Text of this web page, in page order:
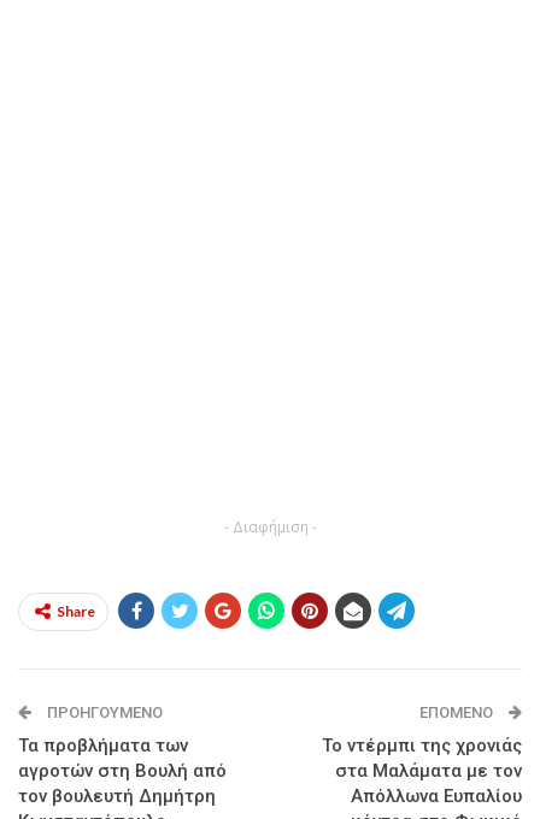
- Διαφήμιση -
Share
ΠΡΟΗΓΟΎΜΕΝΟ
Τα προβλήματα των
αγροτών στη Βουλή από
τον βουλευτή Δημήτρη
ΕΠΌΜΕΝΟ
Το ντέρμπι της χρονιάς
στα Μαλάματα με τον
Απόλλωνα Ευπαλίου